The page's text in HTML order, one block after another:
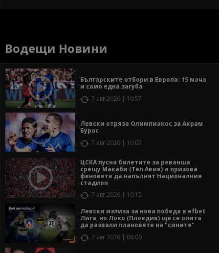
Водещи Новини
Българските отбори в Европа: 15 мача
и само една загуба
7 авг 2026 | 10:57
Левски отряза Олимпиакос за Акрам
Бурас
7 авг 2026 | 10:07
ЦСКА пусна билетите за реванша
срещу Макаби (Тел Авив) и призова
феновете да напълнят Националния
стадион
7 авг 2026 | 10:15
Левски излиза за нова победа в efbet
Лига, но Локо (Пловдив) ще се опита
да развали плановете на "сините"
7 авг 2026 | 08:00